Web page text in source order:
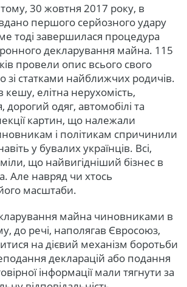
30 жовтня 2017 року, в
першого серйозного удару
тоді завершилася процедура
декларування майна. 115
провели опис всього свого
статками найближчих родичів.
кешу, елітна нерухомість,
дорогий одяг, автомобілі та
картин, що належали
і політикам спричинили
у бувалих українців. Всі,
що найвигідніший бізнес в
Але навряд чи хтось
масштаби.
майна чиновниками в
до речі, наполягав Євросоюз,
на дієвий механізм боротьби
декларацій або подання
інформації мали тягнути за